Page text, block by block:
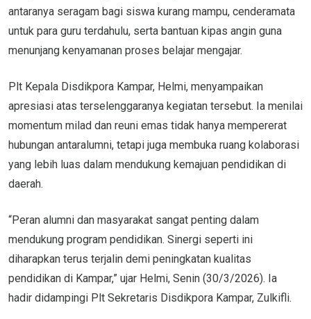
antaranya seragam bagi siswa kurang mampu, cenderamata
untuk para guru terdahulu, serta bantuan kipas angin guna
menunjang kenyamanan proses belajar mengajar.
Plt Kepala Disdikpora Kampar, Helmi, menyampaikan
apresiasi atas terselenggaranya kegiatan tersebut. Ia menilai
momentum milad dan reuni emas tidak hanya mempererat
hubungan antaralumni, tetapi juga membuka ruang kolaborasi
yang lebih luas dalam mendukung kemajuan pendidikan di
daerah.
“Peran alumni dan masyarakat sangat penting dalam
mendukung program pendidikan. Sinergi seperti ini
diharapkan terus terjalin demi peningkatan kualitas
pendidikan di Kampar,” ujar Helmi, Senin (30/3/2026). Ia
hadir didampingi Plt Sekretaris Disdikpora Kampar, Zulkifli.